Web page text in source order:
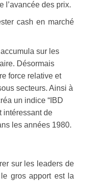
l’avancée des prix.
cash en marché
sur les
Désormais
force relative et
secteurs. Ainsi à
un indice “IBD
intéressant de
les années 1980.
sur les leaders de
gros apport est la